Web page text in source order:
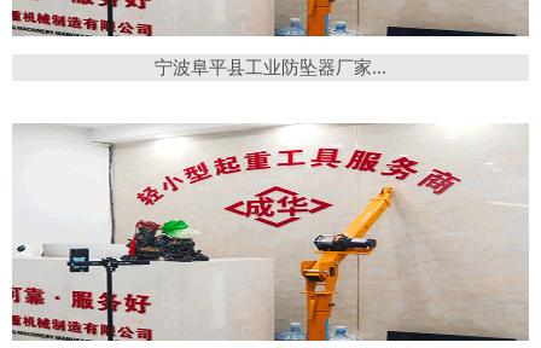
宁波阜平县工业防坠器厂家...